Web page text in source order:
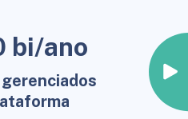
bi/ano